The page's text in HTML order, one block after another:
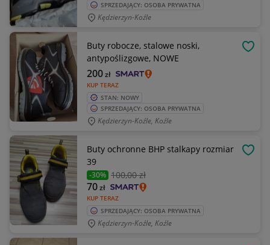
SPRZEDAJĄCY: OSOBA PRYWATNA
Kędzierzyn-Koźle
Buty robocze, stalowe noski,
antypoślizgowe, NOWE
KUP TERAZ
200zł
STAN: NOWY
SPRZEDAJĄCY: OSOBA PRYWATNA
Kędzierzyn-Koźle, Koźle
Buty ochronne BHP stalkapy rozmiar
39
-30% 100,00 zł
KUP TERAZ
70zł
SPRZEDAJĄCY: OSOBA PRYWATNA
Kędzierzyn-Koźle, Koźle